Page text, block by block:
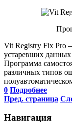
Vit Registry Fix Pro
устаревших
Программа
различных типов
0 Подробнее
Пред. страница
Навигация